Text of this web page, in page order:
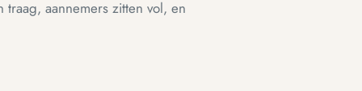
aannemers zitten vol, en